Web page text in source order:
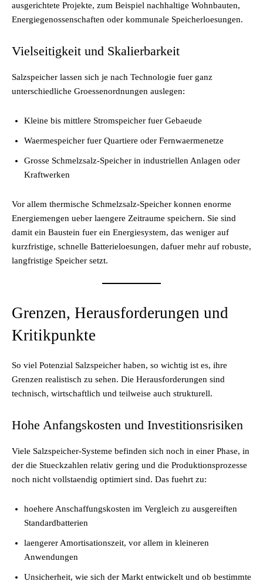
ausgerichtete Projekte, zum Beispiel nachhaltige Wohnbauten,
Energiegenossenschaften oder kommunale Speicherloesungen.
Vielseitigkeit und Skalierbarkeit
Salzspeicher lassen sich je nach Technologie fuer ganz
unterschiedliche Groessenordnungen auslegen:
Kleine bis mittlere Stromspeicher fuer Gebaeude
Waermespeicher fuer Quartiere oder Fernwaermenetze
Grosse Schmelzsalz-Speicher in industriellen Anlagen oder
Kraftwerken
Vor allem thermische Schmelzsalz-Speicher konnen enorme
Energiemengen ueber laengere Zeitraume speichern. Sie sind
damit ein Baustein fuer ein Energiesystem, das weniger auf
kurzfristige, schnelle Batterieloesungen, dafuer mehr auf robuste,
langfristige Speicher setzt.
Grenzen, Herausforderungen und
Kritikpunkte
So viel Potenzial Salzspeicher haben, so wichtig ist es, ihre
Grenzen realistisch zu sehen. Die Herausforderungen sind
technisch, wirtschaftlich und teilweise auch strukturell.
Hohe Anfangskosten und Investitionsrisiken
Viele Salzspeicher-Systeme befinden sich noch in einer Phase, in
der die Stueckzahlen relativ gering und die Produktionsprozesse
noch nicht vollstaendig optimiert sind. Das fuehrt zu:
hoehere Anschaffungskosten im Vergleich zu ausgereiften
Standardbatterien
laengerer Amortisationszeit, vor allem in kleineren
Anwendungen
Unsicherheit, wie sich der Markt entwickelt und ob bestimmte